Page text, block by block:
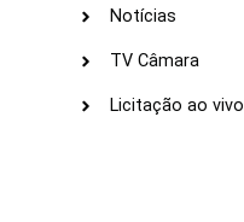
Notícias
TV Câmara
Licitação ao vivo